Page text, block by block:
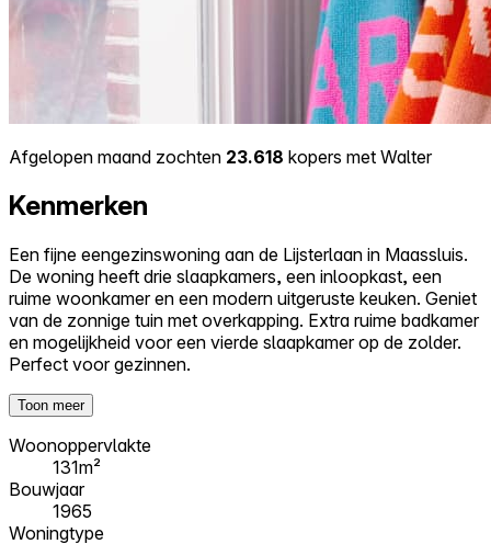
Afgelopen maand zochten 23.618 kopers met Walter
Kenmerken
Een fijne eengezinswoning aan de Lijsterlaan in Maassluis.
De woning heeft drie slaapkamers, een inloopkast, een
ruime woonkamer en een modern uitgeruste keuken. Geniet
van de zonnige tuin met overkapping. Extra ruime badkamer
en mogelijkheid voor een vierde slaapkamer op de zolder.
Perfect voor gezinnen.
Toon meer
Woonoppervlakte
131m²
Bouwjaar
1965
Woningtype